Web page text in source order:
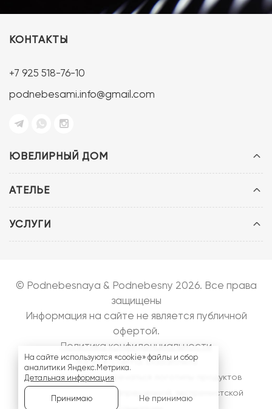
ЮВЕЛИРНЫЙ ДОМ
АТЕЛЬЕ
УСЛУГИ
КОНТАКТЫ
+7 925 518-76-10
podnebesami.info@gmail.com
© Podnebesnaya & Podnebesny 2026. Все права
защищены
Информация на сайте не является публичной
офертой.
Политика конфиденциальности
Запуск сайта:bazarow.ru
На сайте могут встречаться логотипы продуктов
- запрещенной, экстремистской
На сайте используются «cookie» файлы и сбор
аналитики Яндекс.Метрика.
Детальная информация
Принимаю Не принимаю